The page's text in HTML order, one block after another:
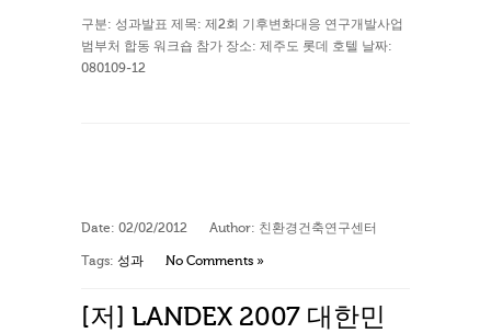
구분: 성과발표 제목: 제2회 기후변화대응 연구개발사업
범부처 합동 워크숍 참가 장소: 제주도 롯데 호텔 날짜:
080109-12
Date: 02/02/2012 Author: 친환경건축연구센터
Tags: 성과 No Comments »
[저] LANDEX 2007 대한민